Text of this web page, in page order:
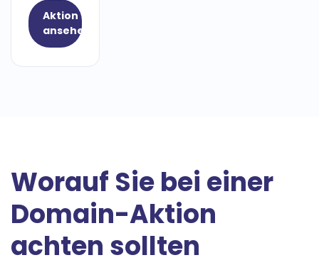
Aktion
ansehen
Worauf Sie bei einer
Domain-Aktion
achten sollten